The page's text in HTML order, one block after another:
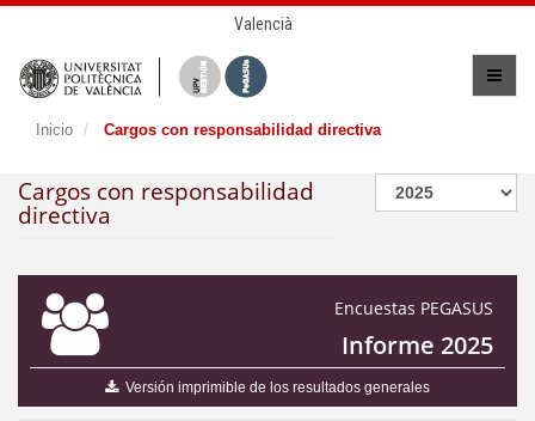
Valencià
Inicio Cargos con responsabilidad directiva
Cargos con responsabilidad
directiva
Encuestas PEGASUS
Informe 2025
Versión imprimible de los resultados generales